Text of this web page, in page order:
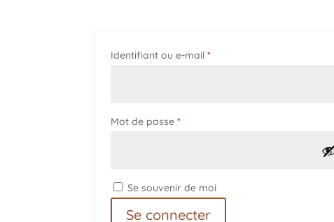
Identifiant ou e-mail*
Mot de passe*
Se souvenir de moi
Se connecter